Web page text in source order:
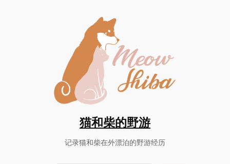
猫和柴的野游
记录猫和柴在外漂泊的野游经历